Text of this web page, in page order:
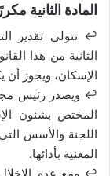
المادة الثانية
↩ تتولى تقدير
الثانية من هذا
الإسكان، ويجوز أن
↩ ويصدر رئيس
المختص بشئون
اللجنة والأسس
المعنية بأدائها.